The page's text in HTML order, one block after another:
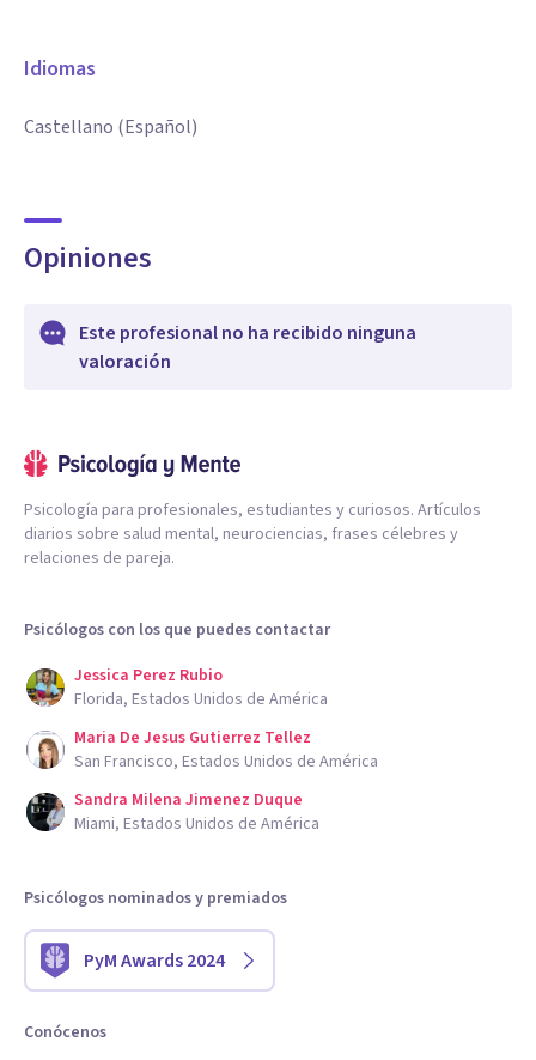
Idiomas
Castellano (Español)
Opiniones
Este profesional no ha recibido ninguna
valoración
Psicología para profesionales, estudiantes y curiosos. Artículos
diarios sobre salud mental, neurociencias, frases célebres y
relaciones de pareja.
Psicólogos con los que puedes contactar
Jessica Perez Rubio
Florida, Estados Unidos de América
Maria De Jesus Gutierrez Tellez
San Francisco, Estados Unidos de América
Sandra Milena Jimenez Duque
Miami, Estados Unidos de América
Psicólogos nominados y premiados
PyM Awards 2024
Conócenos